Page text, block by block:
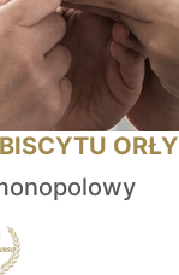
ORŁY